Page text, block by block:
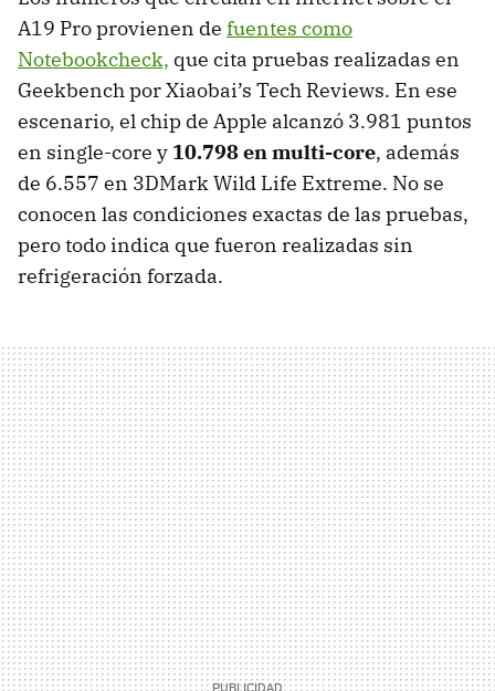
A19 Pro provienen de fuentes como
Notebookcheck, que cita pruebas realizadas en
Geekbench por Xiaobai’s Tech Reviews. En ese
escenario, el chip de Apple alcanzó 3.981 puntos
en single-core y 10.798 en multi-core, además
de 6.557 en 3DMark Wild Life Extreme. No se
conocen las condiciones exactas de las pruebas,
pero todo indica que fueron realizadas sin
refrigeración forzada.